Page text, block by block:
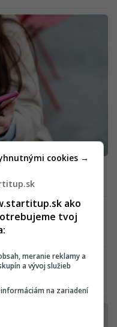
mi písali, či som v
mozog: Fenom FOMO
úzkosti
vzťahy aj vyššiu
proti digitálnemu
ako
tvoj
meranie reklamy a
a vývoj služieb
na zariadení
cookies →